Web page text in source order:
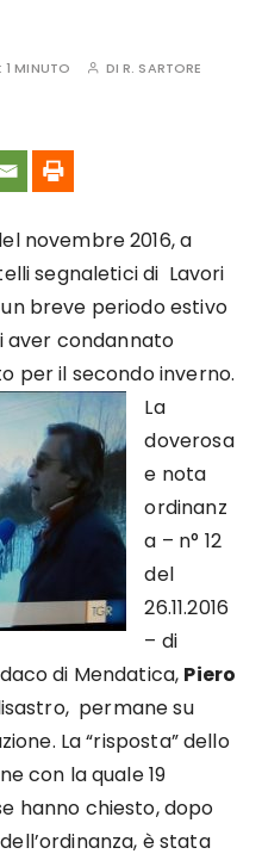
1 MINUTO DI R. SARTORE
novembre 2016, a
segnaletici di Lavori
breve periodo estivo
aver condannato
per il secondo inverno.
La
doverosa
e nota
ordinanz
a – n° 12
del
26.11.2016
– di
di Mendatica, Piero
permane su
La “risposta” dello
con la quale 19
hanno chiesto, dopo
è stata